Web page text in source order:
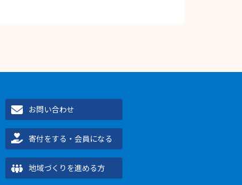
お問い合わせ
寄付をする・会員になる
地域づくりを進める方